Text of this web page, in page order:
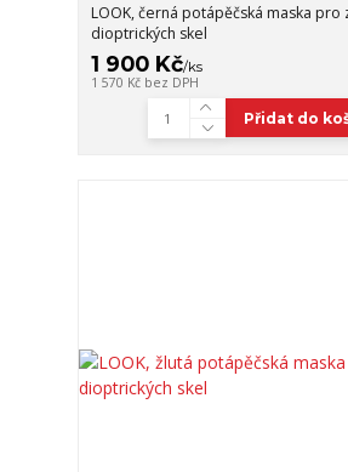
LOOK, černá potápěčská maska pro
dioptrických skel
1 900 Kč/ks
1 570 Kč bez DPH
Přidat do